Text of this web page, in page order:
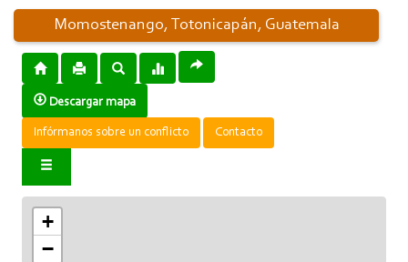
Momostenango, Totonicapán, Guatemala
Descargar mapa
Infórmanos sobre un conflicto Contacto
+
−